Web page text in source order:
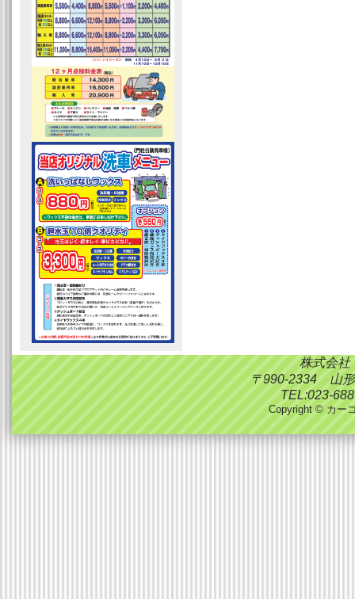
株式会
〒990-2334 山形
TEL:023-
Copyright © カー